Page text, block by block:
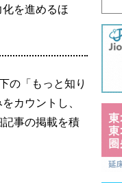
を進めるほ
の「もっと知り
カウントし、
事の掲載を積